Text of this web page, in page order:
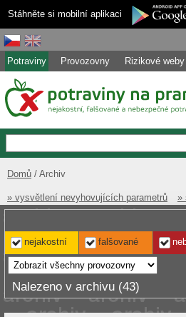
Stáhněte si mobilní aplikaci
Potraviny Provozovny Rizikové weby
Domů Archiv
» vysvětlení nevyhovujících parametrů »
nejakostní falšované
Nalezeno v archivu (43)